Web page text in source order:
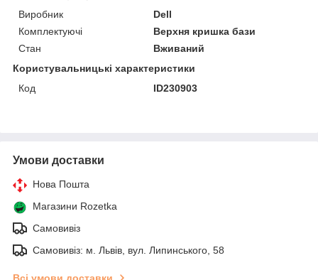
Виробник
Dell
Комплектуючі
Верхня кришка бази
Стан
Вживаний
Користувальницькі характеристики
Код
ID230903
Умови доставки
Нова Пошта
Магазини Rozetka
Самовивіз
Самовивіз: м. Львів, вул. Липинського, 58
Всі умови доставки